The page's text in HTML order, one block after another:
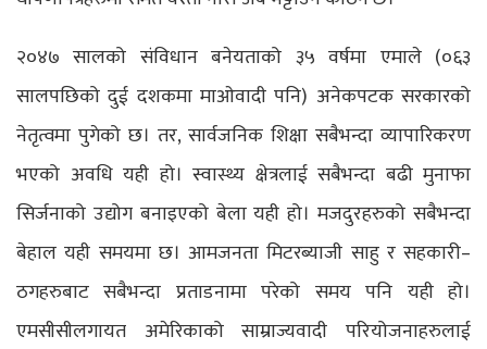
२०४७ सालको संविधान बनेयताको ३५ वर्षमा एमाले (०६३
सालपछिको दुई दशकमा माओवादी पनि) अनेकपटक सरकारको
नेतृत्वमा पुगेको छ। तर, सार्वजनिक शिक्षा सबैभन्दा व्यापारिकरण
भएको अवधि यही हो। स्वास्थ्य क्षेत्रलाई सबैभन्दा बढी मुनाफा
सिर्जनाको उद्योग बनाइएको बेला यही हो। मजदुरहरुको सबैभन्दा
बेहाल यही समयमा छ। आमजनता मिटरब्याजी साहु र सहकारी–
ठगहरुबाट सबैभन्दा प्रताडनामा परेको समय पनि यही हो।
एमसीसीलगायत अमेरिकाको साम्राज्यवादी परियोजनाहरुलाई